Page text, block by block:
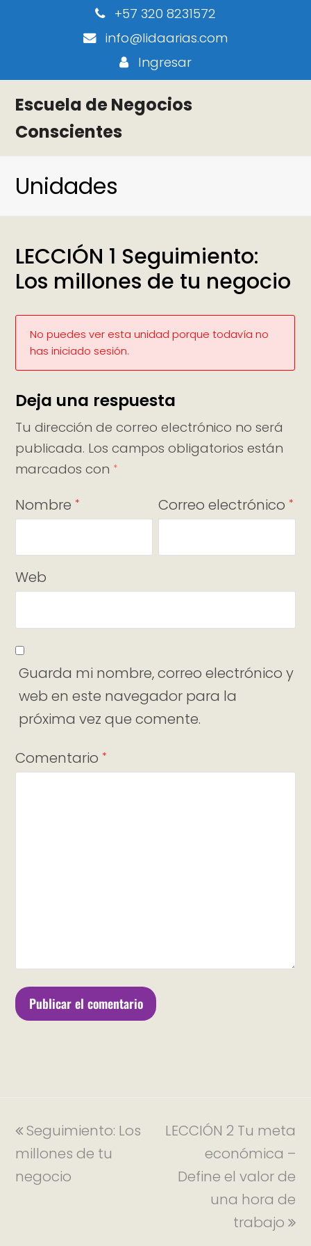
+57 320 8231572
info@lidaarias.com
Ingresar
Escuela de Negocios
Conscientes
Unidades
LECCIÓN 1 Seguimiento:
Los millones de tu negocio
No puedes ver esta unidad porque todavía no
has iniciado sesión.
Deja una respuesta
Tu dirección de correo electrónico no será
publicada. Los campos obligatorios están
marcados con *
Nombre * Correo electrónico *
Web
Guarda mi nombre, correo electrónico y
web en este navegador para la
próxima vez que comente.
Comentario *
Seguimiento: Los
millones de tu
negocio
LECCIÓN 2 Tu meta
económica –
Define el valor de
una hora de
trabajo